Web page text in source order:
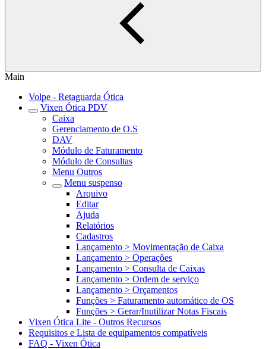
Main
Volpe - Retaguarda Ótica
Vixen Ótica PDV
Caixa
Gerenciamento de O.S
DAV
Módulo de Faturamento
Módulo de Consultas
Menu Outros
Menu suspenso
Arquivo
Editar
Ajuda
Relatórios
Cadastros
Lançamento > Movimentação de Caixa
Lançamento > Operações
Lançamento > Consulta de Caixas
Lançamento > Ordem de serviço
Lançamento > Orçamentos
Funções > Faturamento automático de OS
Funções > Gerar/Inutilizar Notas Fiscais
Vixen Ótica Lite - Outros Recursos
Requisitos e Lista de equipamentos compatíveis
FAQ - Vixen Ótica